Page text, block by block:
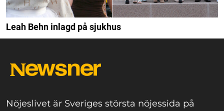
Leah Behn inlagd på sjukhus
Nöjeslivet är Sveriges största nöjessida på